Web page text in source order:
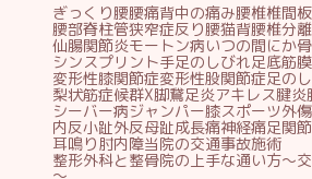
ぎっくり腰腰痛背中の痛み腰椎椎間
腰部脊柱管狭窄症反り腰猫背腰椎分
仙腸関節炎モートン病いつの間にか
シンスプリント手足のしびれ足底筋
変形性膝関節症変形性股関節症足の
梨状筋症候群X脚鵞足炎アキレス腱炎
シーバー病ジャンパー膝スポーツ外
内反小趾外反母趾成長痛神経痛足関
耳鳴り肘内障当院の交通事故施術
整形外科と整骨院の上手な通い方～